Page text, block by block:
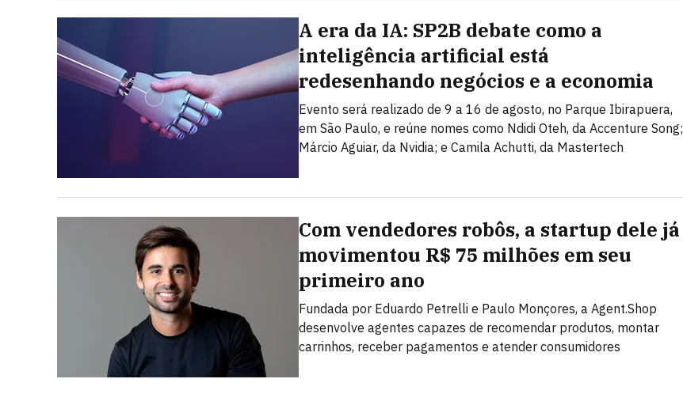
A era da IA: SP2B debate como a
inteligência artificial está
redesenhando negócios e a economia
Evento será realizado de 9 a 16 de agosto, no Parque Ibirapuera,
em São Paulo, e reúne nomes como Ndidi Oteh, da Accenture Song;
Márcio Aguiar, da Nvidia; e Camila Achutti, da Mastertech
Com vendedores robôs, a startup dele já
movimentou R$ 75 milhões em seu
primeiro ano
Fundada por Eduardo Petrelli e Paulo Monçores, a Agent.Shop
desenvolve agentes capazes de recomendar produtos, montar
carrinhos, receber pagamentos e atender consumidores